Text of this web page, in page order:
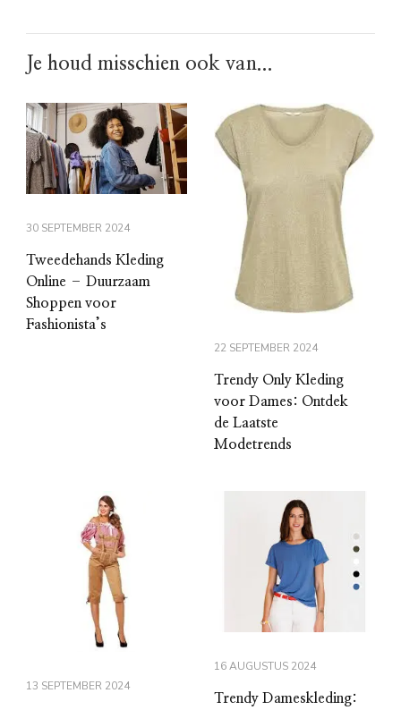
Je houd misschien ook van...
30 SEPTEMBER 2024
Tweedehands Kleding
Online – Duurzaam
Shoppen voor
Fashionista’s
22 SEPTEMBER 2024
Trendy Only Kleding
voor Dames: Ontdek
de Laatste
Modetrends
13 SEPTEMBER 2024
16 AUGUSTUS 2024
Trendy Dameskleding: